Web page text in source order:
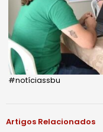
#notíciassbu
Artigos Relacionados